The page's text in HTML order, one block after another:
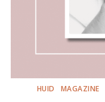
HUID MAGAZINE